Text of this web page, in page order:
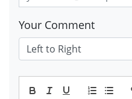
Your Comment